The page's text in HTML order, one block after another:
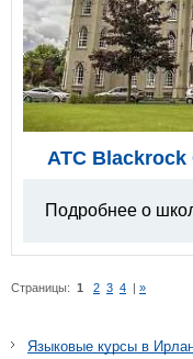
ATC
Подробнее о
Страницы: 1 2 3 4 | »
Языковые курсы в